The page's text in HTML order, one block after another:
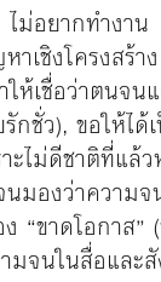
ไม่อยากทำงาน
าเชิงโครงสร้
ห้เชื่อว่าตนจ
รักชั่ว), ขอให้
ะไม่ดีชาติที่แล้
มองว่าความจ
“ขาดโอกาส
มจนในสื่อและ